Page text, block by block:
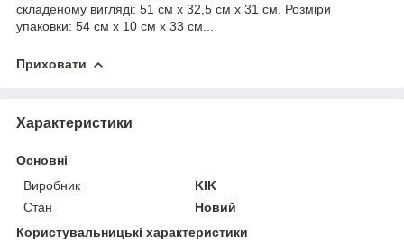
складеному вигляді: 51 см x 32,5 см x 31 см. Розміри
упаковки: 54 см x 10 см x 33 см...
Приховати
Характеристики
Основні
Виробник
KIK
Стан
Новий
Користувальницькі характеристики